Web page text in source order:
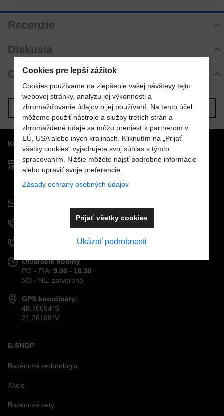
Recenzie
Zatiaľ bez hodnotenia. Buďte prvý!
Pridať recenziu
Diskusia
Komentáre k produktu
Zatiaľ nie sú žiadne komentáre! Buďte prvý!
Nový komentár
Otázka k produktu
Nová otázka k produktu
MENO
VÁŠ E-MAIL
VAŠA OTÁZKA K PRODUKTU
Odoslať
Predchádzajúci produkt Nasledujúci produkt
KONTAKTY
Predajňa MOSTPOOLS
Južná
trieda 48
040 01 Košice
+421 908 926 196
+421 915 963 111
Otváracie hodiny
PO - PIA: 9.00 - 16.30
SO - NE: zatvorené
GPS koordináty:
48,70694°S
21,26198°V
E-SHOP
Bazénová technológia
Akcie
Bazénové sety
Cookies pre lepší zážitok
Cookies používame na zlepšenie vašej návštevy tejto
webovej stránky, analýzu jej výkonnosti a
zhromažďovanie údajov o jej používaní. Na tento účel
môžeme použiť nástroje a služby tretích strán a
zhromaždené údaje sa môžu preniesť k partnerom v
EÚ, USA alebo iných krajinách. Kliknutím na „Prijať
všetky cookies“ vyjadrujete svoj súhlas s týmto
spracovaním. Nižšie môžete nájsť podrobné informácie
alebo upraviť svoje preferencie.
Zásady ochrany osobných údajov
Ukázať podrobnosti
Prijať všetky cookies